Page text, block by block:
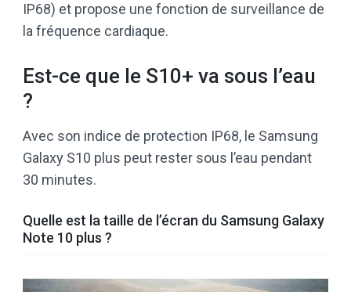
IP68) et propose une fonction de surveillance de
la fréquence cardiaque.
Est-ce que le S10+ va sous l’eau
?
Avec son indice de protection IP68, le Samsung
Galaxy S10 plus peut rester sous l’eau pendant
30 minutes.
Quelle est la taille de l’écran du Samsung Galaxy
Note 10 plus ?